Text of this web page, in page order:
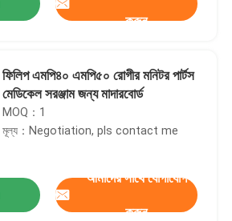
করুন
ফিলিপ এমপি৪০ এমপি৫০ রোগীর মনিটর পার্টস
মেডিকেল সরঞ্জাম জন্য মাদারবোর্ড
MOQ：1
মূল্য：Negotiation, pls contact me
আমাদের সাথে যোগাযোগ
করুন